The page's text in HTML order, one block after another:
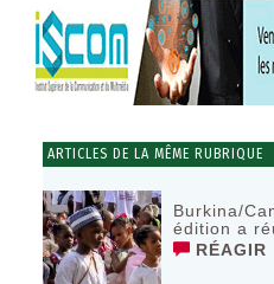
ARTICLES DE LA MÊME RUBRIQUE
Burkina/
édition a
RÉAGIR